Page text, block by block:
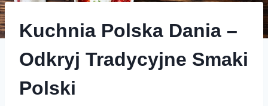
Kuchnia Polska Dania –
Odkryj Tradycyjne Smaki
Polski